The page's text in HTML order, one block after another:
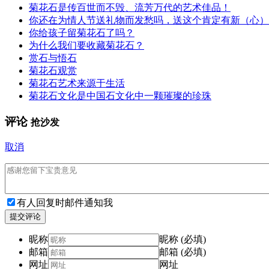
菊花石是传百世而不毁、流芳万代的艺术佳品！
你还在为情人节送礼物而发愁吗，送这个肯定有新（心
你给孩子留菊花石了吗？
为什么我们要收藏菊花石？
赏石与悟石
菊花石观赏
菊花石艺术来源于生活
菊花石文化是中国石文化中一颗璀璨的珍珠
评论 抢沙发
取消
有人回复时邮件通知我
提交评论
昵称
昵称 (必填)
邮箱
邮箱 (必填)
网址
网址